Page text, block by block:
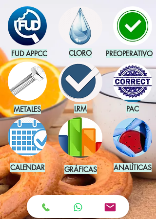
FUD APPCC
METALES
CALENDAR
CLORO
LRM
GRÁFICAS
PREOPERATIVO
PAC
ANALÍTICAS